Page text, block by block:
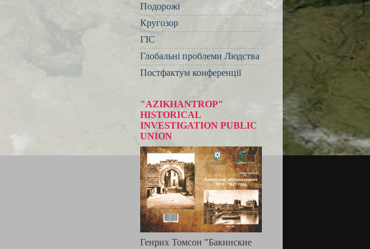
Подорожі
Кругозор
ГІС
Глобальні проблеми Людства
Постфактум конференції
"AZIKHANTROP"
HISTORICAL
INVESTIGATION PUBLIC
UNION
Генрих Томсон "Бакинские